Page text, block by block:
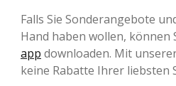
Falls Sie Sonderangebote
Hand haben wollen, können
app downloaden. Mit
keine Rabatte Ihrer liebsten